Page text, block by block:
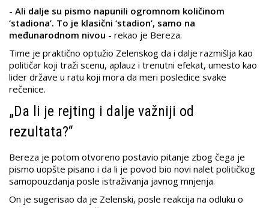
- Ali dalje su pismo napunili ogromnom količinom
‘stadiona’. To je klasični ‘stadion’, samo na
međunarodnom nivou - rekao je Bereza.
Time je praktično optužio Zelenskog da i dalje razmišlja kao
političar koji traži scenu, aplauz i trenutni efekat, umesto kao
lider države u ratu koji mora da meri posledice svake
rečenice.
„Da li je rejting i dalje važniji od
rezultata?“
Bereza je potom otvoreno postavio pitanje zbog čega je
pismo uopšte pisano i da li je povod bio novi nalet političkog
samopouzdanja posle istraživanja javnog mnjenja.
On je sugerisao da je Zelenski, posle reakcija na odluku o